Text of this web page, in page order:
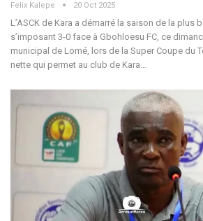
Felix Kalepe 20 Oct 2025
L’ASCK de Kara a démarré la saison de la plus
s’imposant 3-0 face à Gbohloesu FC, ce
municipal de Lomé, lors de la Super Coupe du
nette qui permet au club de Kara…